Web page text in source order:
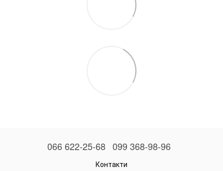
066 622-25-68 099 368-98-96
Контакти